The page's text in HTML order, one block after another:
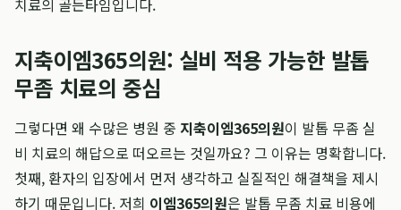
치료의 골든타임입니다.
지축이엠365의원: 실비 적용 가능한 발톱
무좀 치료의 중심
그렇다면 왜 수많은 병원 중 지축이엠365의원이 발톱 무좀 실
비 치료의 해답으로 떠오르는 것일까요? 그 이유는 명확합니다.
첫째, 환자의 입장에서 먼저 생각하고 실질적인 해결책을 제시
하기 때문입니다. 저희 이엠365의원은 발톱 무좀 치료 비용에